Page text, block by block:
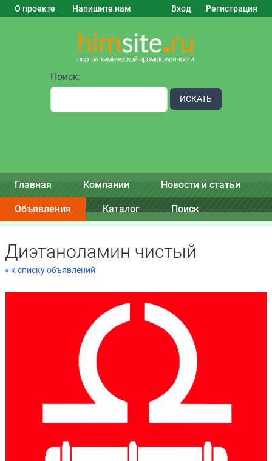
О проекте Напишите нам Вход Регистрация
Поиск:
ИСКАТЬ
Главная Компании Новости и статьи
Объявления Каталог Поиск
Диэтаноламин чистый
« к списку объявлений